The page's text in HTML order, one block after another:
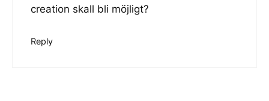
creation skall bli möjligt?
Reply